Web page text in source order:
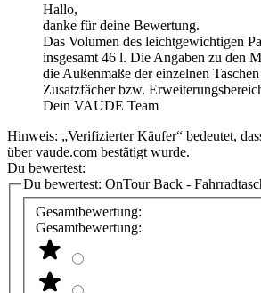
Hallo,
danke für deine Bewertung.
Das Volumen des leichtgewichtigen
insgesamt 46 l. Die Angaben zu den
die Außenmaße der einzelnen
Zusatzfächer bzw.
Dein VAUDE Team
Hinweis: „Verifizierter Käufer“ bedeutet,
über vaude.com bestätigt wurde.
Du bewertest:
Du bewertest: OnTour Back -
Gesamtbewertung:
Gesamtbewertung: